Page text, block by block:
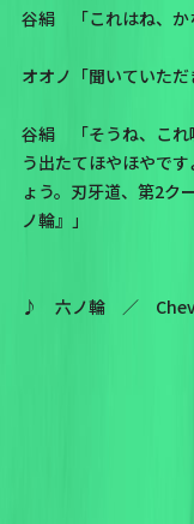
谷絹 「これはね、か
オオノ「聞いていただ
谷絹 「そうね、これ
う出たてほやほやで
ょう。刃牙道、第2ク
ノ輪』」
♪ 六ノ輪 ／